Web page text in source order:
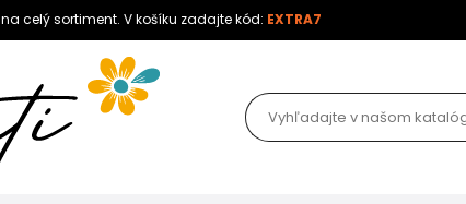
na celý sortiment. V košíku zadajte kód: EXTRA7